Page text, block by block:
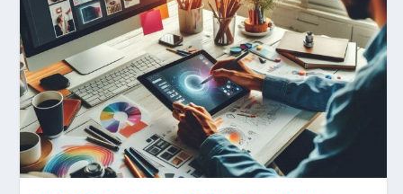
Hogyan készíts ATS-barát önéletrajzot?
Így növelheted az esélyedet az
állásinterjúra...
Kitalálod, mire használják ezeket a
gépeket?
Nem sikerült az egyetemi felvételi?
Tanulj szakmát!
Szoftverfejlesztő: verseny kódban –
amikor néhány sor program dönti el a
világversenyt...